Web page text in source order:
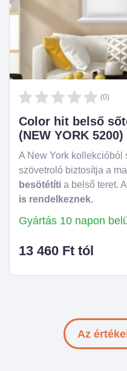
(0)
Color hit belső
(NEW YORK 5200)
A New York kollekcióból
szövetroló biztosítja a
besötétíti a belső teret.
is rendelkeznek.
Gyártás 10 napon
13 460 Ft tól
Az